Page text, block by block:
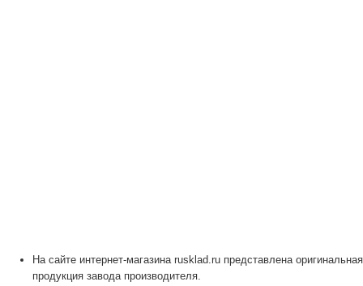
На сайте интернет-магазина rusklad.ru представлена оригинальная
продукция завода производителя.